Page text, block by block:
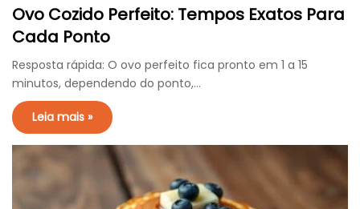
Ovo Cozido Perfeito: Tempos Exatos Para
Cada Ponto
Resposta rápida: O ovo perfeito fica pronto em 1 a 15
minutos, dependendo do ponto,…
Leia mais »